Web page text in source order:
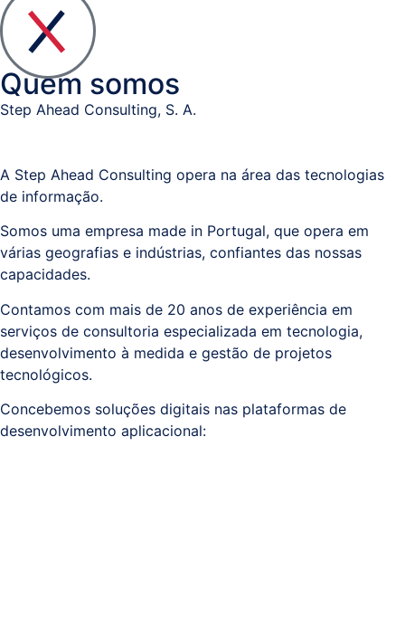
Gestão
Documental
/
Processos
Business
Analytics
Resolução
Alternativa
Litígios
Registo
Civil,
Comercial
Quem somos
Step Ahead Consulting, S. A.
A Step Ahead Consulting opera na área das tecnologias
de informação.
Somos uma empresa made in Portugal, que opera em
várias geografias e indústrias, confiantes das nossas
capacidades.
Contamos com mais de 20 anos de experiência em
serviços de consultoria especializada em tecnologia,
desenvolvimento à medida e gestão de projetos
tecnológicos.
Concebemos soluções digitais nas plataformas de
desenvolvimento aplicacional: